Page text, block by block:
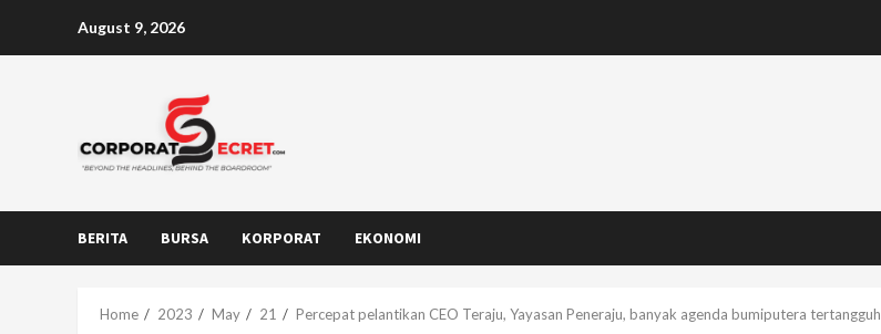
August 9, 2026
BERITA BURSA KORPORAT EKONOMI
Home 2023 May 21 Percepat pelantikan CEO Teraju, Yayasan Peneraju, banyak agenda bumiputera tertangguh